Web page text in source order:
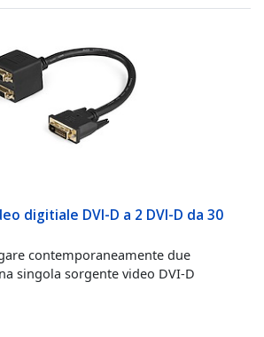
digitiale DVI-D a 2 DVI-D da 30
contemporaneamente due
singola sorgente video DVI-D